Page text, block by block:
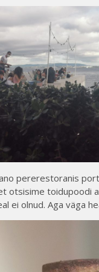
pererestoranis
otsisime toidupoodi
ei olnud. Aga väga